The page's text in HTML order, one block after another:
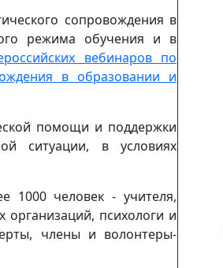
сопровождения в
режима обучения и в
вебинаров по
в образовании и
помощи и поддержки
ситуации, в условиях
1000 человек - учителя,
организаций, психологи и
члены и волонтеры-